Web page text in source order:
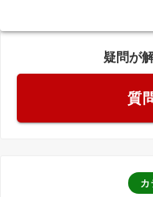
疑問が
質
カ